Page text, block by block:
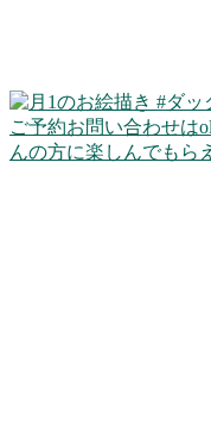
ご予約お問い合わせは
んの方に楽しんでもら